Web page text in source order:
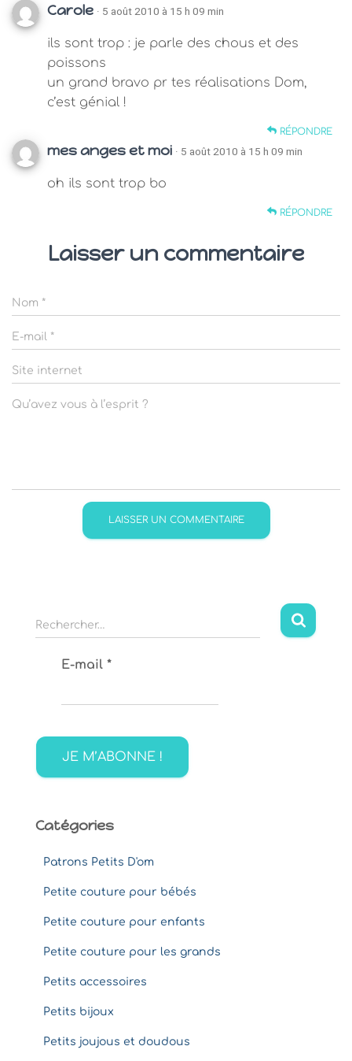
Carole · 5 août 2010 à 15 h 09 min
ils sont trop : je parle des chous et des
poissons
un grand bravo pr tes réalisations Dom,
c’est génial !
RÉPONDRE
mes anges et moi · 5 août 2010 à 15 h 09 min
oh ils sont trop bo
RÉPONDRE
Laisser un commentaire
Nom *
E-mail *
Site internet
Qu’avez vous à l’esprit ?
R
e
h
r
Rechercher…
E-mail *
Catégories
Patrons Petits D'om
Petite couture pour bébés
Petite couture pour enfants
Petite couture pour les grands
Petits accessoires
Petits bijoux
Petits joujous et doudous